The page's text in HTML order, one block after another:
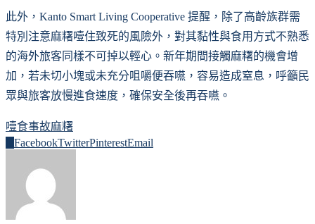
此外，Kanto Smart Living Cooperative 提醒，除了高齡族群需
特別注意麻糬噎住致死的風險外，對其黏性與食用方式不熟悉
的海外旅客同樣不可掉以輕心。新年期間接觸麻糬的機會增
加，若未切小塊或未充分咀嚼便吞嚥，容易造成窒息，呼籲民
眾與旅客放慢進食速度，確保安全後再吞嚥。
噎食事故麻糬
FacebookTwitterPinterestEmail